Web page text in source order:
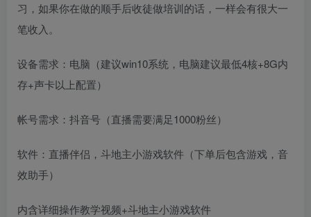
习，如果你在做的顺手后收徒做培训的话，一样会有很大一
笔收入。
设备需求：电脑（建议win10系统，电脑建议最低4核+8G内
存+声卡以上配置）
帐号需求：抖音号（直播需要满足1000粉丝）
软件：直播伴侣，斗地主小游戏软件（下单后包含游戏，音
效助手）
内含详细操作教学视频+斗地主小游戏软件